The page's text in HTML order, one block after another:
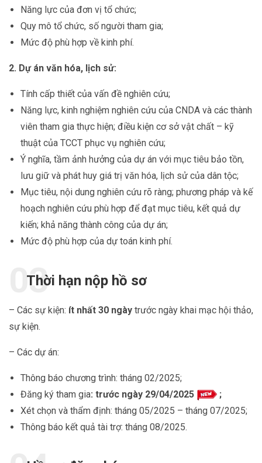
Năng lực của đơn vị tổ chức;
Quy mô tổ chức, số người tham gia;
Mức độ phù hợp về kinh phí.
2. Dự án văn hóa, lịch sử:
Tính cấp thiết của vấn đề nghiên cứu;
Năng lực, kinh nghiệm nghiên cứu của CNDA và các thành
viên tham gia thực hiện; điều kiện cơ sở vật chất – kỹ
thuật của TCCT phục vụ nghiên cứu;
Ý nghĩa, tầm ảnh hưởng của dự án với mục tiêu bảo tồn,
lưu giữ và phát huy giá trị văn hóa, lịch sử của dân tộc;
Mục tiêu, nội dung nghiên cứu rõ ràng; phương pháp và kế
hoạch nghiên cứu phù hợp để đạt mục tiêu, kết quả dự
kiến; khả năng thành công của dự án;
Mức độ phù hợp của dự toán kinh phí.
Thời hạn nộp hồ sơ
– Các sự kiện: ít nhất 30 ngày trước ngày khai mạc hội thảo,
sự kiện.
– Các dự án:
Thông báo chương trình: tháng 02/2025;
Đăng ký tham gia: trước ngày 29/04/2025
;
Xét chọn và thẩm định: tháng 05/2025 – tháng 07/2025;
Thông báo kết quả tài trợ: tháng 08/2025.